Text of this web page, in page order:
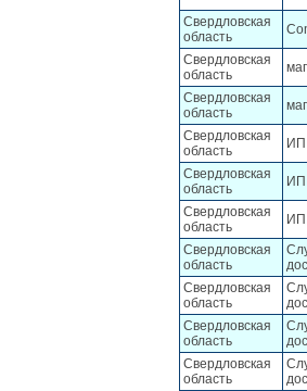
Свердловская
область
Свердловская
область
Свердловская
область
Свердловская
область
ИП
Свердловская
область
ИП
Свердловская
область
ИП
Свердловская
область
Свердловская
область
Свердловская
область
Свердловская
область